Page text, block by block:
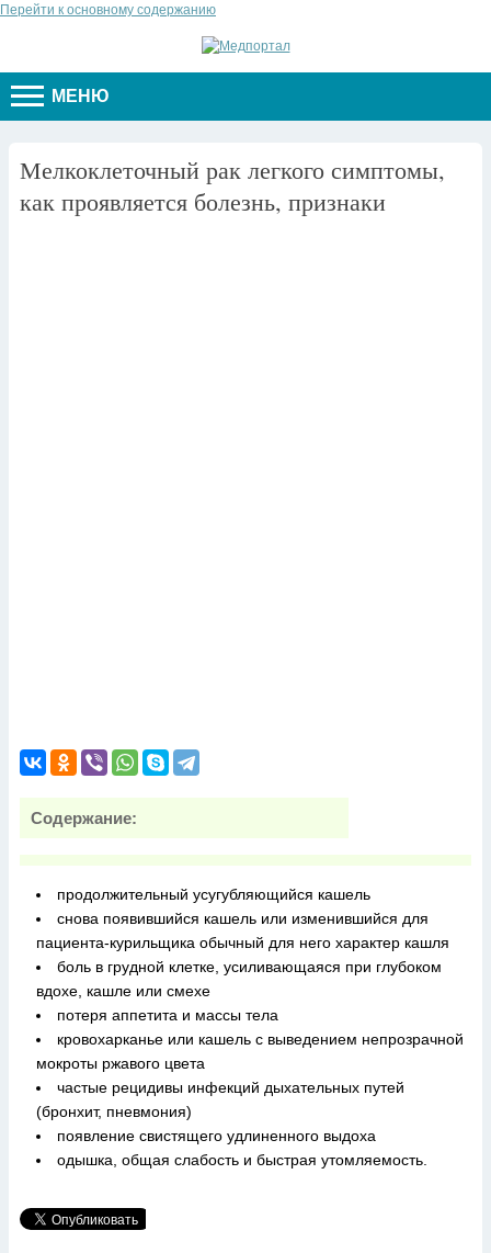
Перейти к основному содержанию
МЕНЮ
Мелкоклеточный рак легкого симптомы,
как проявляется болезнь, признаки
Содержание:
продолжительный усугубляющийся кашель
снова появившийся кашель или изменившийся для
пациента-курильщика обычный для него характер кашля
боль в грудной клетке, усиливающаяся при глубоком
вдохе, кашле или смехе
потеря аппетита и массы тела
кровохарканье или кашель с выведением непрозрачной
мокроты ржавого цвета
частые рецидивы инфекций дыхательных путей
(бронхит, пневмония)
появление свистящего удлиненного выдоха
одышка, общая слабость и быстрая утомляемость.